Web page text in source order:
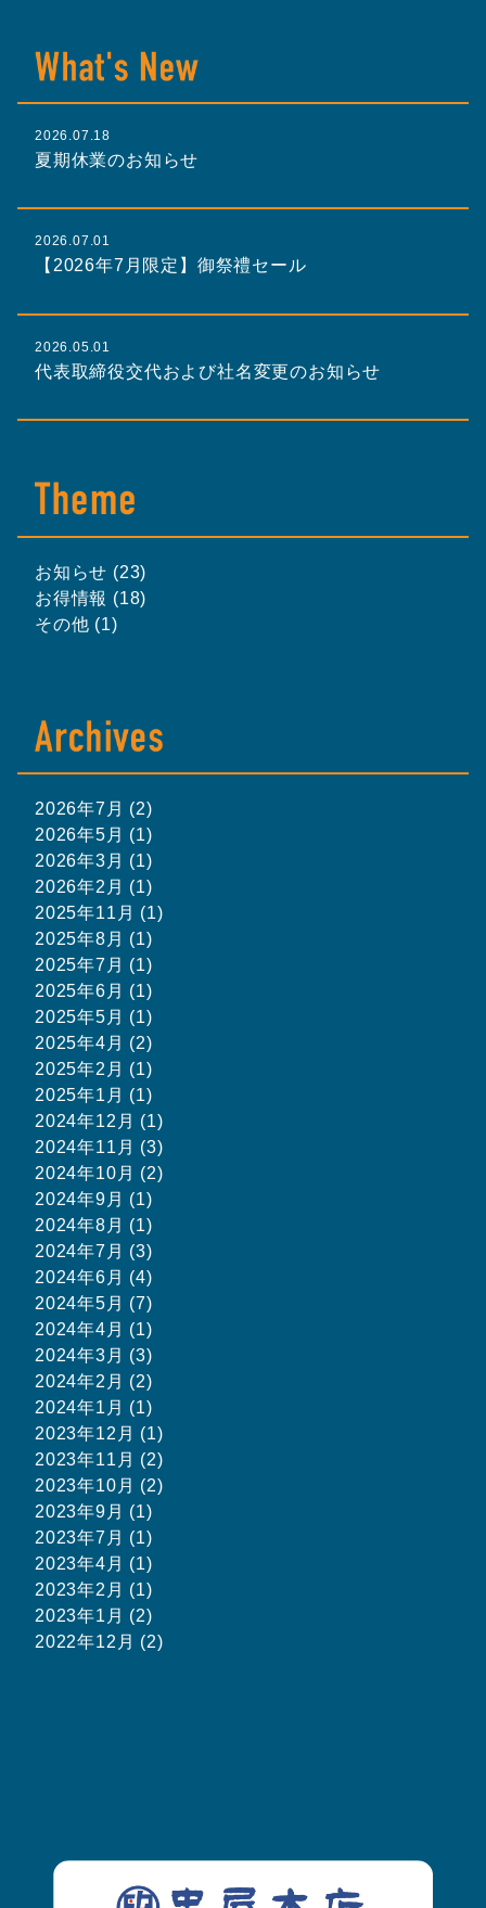
2026.07.18
夏期休業のお知らせ
2026.07.01
【2026年7月限定】御祭禮セール
2026.05.01
代表取締役交代および社名変更のお知らせ
お知らせ (23)
お得情報 (18)
その他 (1)
2026年7月 (2)
2026年5月 (1)
2026年3月 (1)
2026年2月 (1)
2025年11月 (1)
2025年8月 (1)
2025年7月 (1)
2025年6月 (1)
2025年5月 (1)
2025年4月 (2)
2025年2月 (1)
2025年1月 (1)
2024年12月 (1)
2024年11月 (3)
2024年10月 (2)
2024年9月 (1)
2024年8月 (1)
2024年7月 (3)
2024年6月 (4)
2024年5月 (7)
2024年4月 (1)
2024年3月 (3)
2024年2月 (2)
2024年1月 (1)
2023年12月 (1)
2023年11月 (2)
2023年10月 (2)
2023年9月 (1)
2023年7月 (1)
2023年4月 (1)
2023年2月 (1)
2023年1月 (2)
2022年12月 (2)